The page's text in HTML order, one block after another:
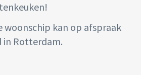
woonschip kan op afspraak
in Rotterdam.